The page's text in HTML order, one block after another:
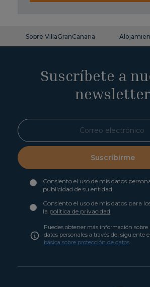
Sobre VillaGranCanaria
Suscríbete a
newsletter
Suscribirme
Consiento el uso de mis datos
publicidad de su entidad.
Consiento el uso de mis datos para
la política de privacidad
Puedes obtener más información
datos personales a través del siguiente
básica sobre protección de datos